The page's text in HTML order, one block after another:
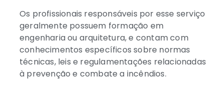
Os profissionais responsáveis por esse serviço
geralmente possuem formação em
engenharia ou arquitetura, e contam com
conhecimentos específicos sobre normas
técnicas, leis e regulamentações relacionadas
à prevenção e combate a incêndios.